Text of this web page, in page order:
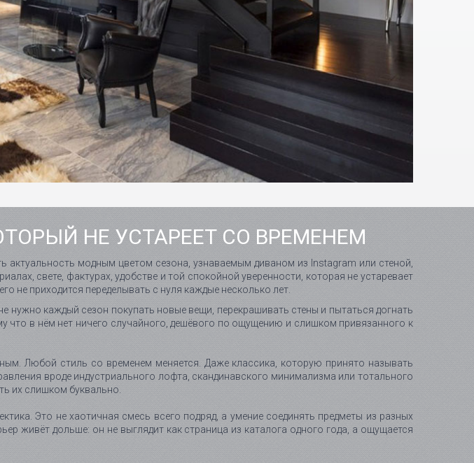
НЕ УСТАРЕЕТ СО ВРЕМЕНЕМ
актуальность модным цветом сезона, узнаваемым диваном из Instagram или стеной,
свете, фактурах, удобстве и той спокойной уверенности, которая не устаревает
не приходится переделывать с нуля каждые несколько лет.
нужно каждый сезон покупать новые вещи, перекрашивать стены и пытаться догнать
в нём нет ничего случайного, дешёвого по ощущению и слишком привязанного к
Любой стиль со временем меняется. Даже классика, которую принято называть
вроде индустриального лофта, скандинавского минимализма или тотального
их слишком буквально.
Это не хаотичная смесь всего подряд, а умение соединять предметы из разных
живёт дольше: он не выглядит как страница из каталога одного года, а ощущается